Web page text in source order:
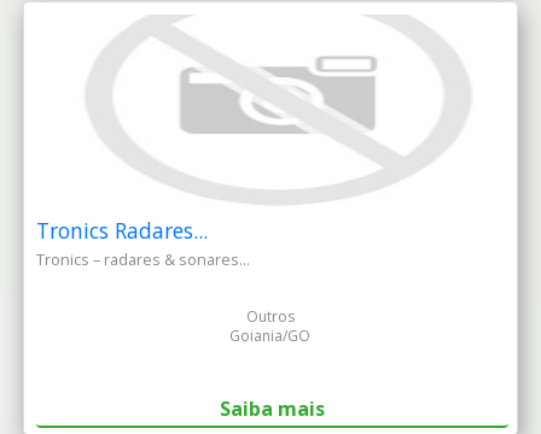
Tronics Radares...
Tronics – radares & sonares...
Outros
Goiania/GO
Saiba mais